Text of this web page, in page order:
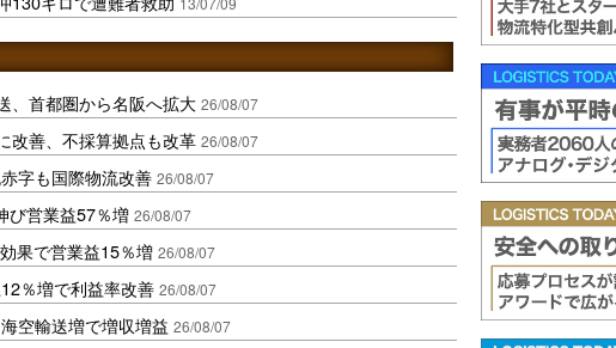
、首都圏から名阪へ拡大 26/08/07
改善、不採算拠点も改革 26/08/07
字も国際物流改善 26/08/07
び営業益57％増 26/08/07
果で営業益15％増 26/08/07
％増で利益率改善 26/08/07
空輸送増で増収増益 26/08/07